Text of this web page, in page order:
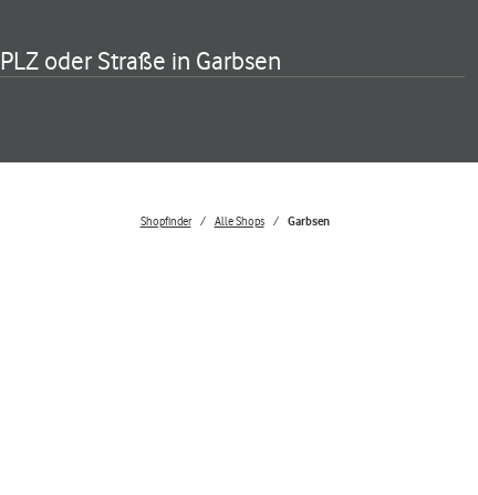
PLZ oder Straße in Garbsen
Shopfinder Alle Shops Garbsen